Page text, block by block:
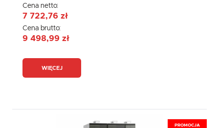
Cena netto:
7 722,76 zł
Cena brutto:
9 498,99 zł
WIĘCEJ
PROMOCJA